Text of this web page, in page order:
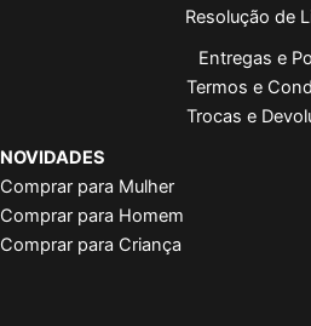
Resolução de
Entregas e
Termos e
Trocas e
NOVIDADES
Comprar para Mulher
Comprar para Homem
Comprar para Criança